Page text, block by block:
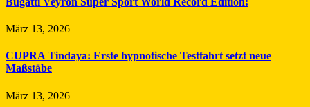
März 13, 2026
CUPRA Tindaya: Erste hypnotische Testfahrt setzt neue
Maßstäbe
März 13, 2026